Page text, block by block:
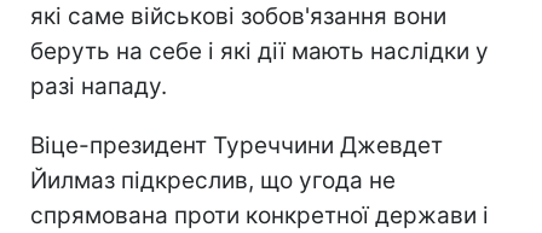
які саме військові зобов'язання вони
беруть на себе і які дії мають наслідки у
разі нападу.
Віце-президент Туреччини Джевдет
Йилмаз підкреслив, що угода не
спрямована проти конкретної держави і